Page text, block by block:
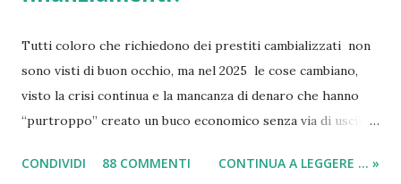
Tutti coloro che richiedono dei prestiti cambializzati non
sono visti di buon occhio, ma nel 2025 le cose cambiano,
visto la crisi continua e la mancanza di denaro che hanno
“purtroppo” creato un buco economico senza via di uscita
ancora da varie compagnie in Italia. Nella seguente guida,
CONDIVIDI 88 COMMENTI CONTINUA A LEGGERE ... »